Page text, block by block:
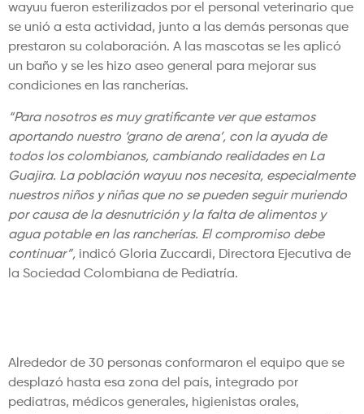
wayuu fueron esterilizados por el personal veterinario que
se unió a esta actividad, junto a las demás personas que
prestaron su colaboración. A las mascotas se les aplicó
un baño y se les hizo aseo general para mejorar sus
condiciones en las rancherías.
“Para nosotros es muy gratificante ver que estamos
aportando nuestro ‘grano de arena’, con la ayuda de
todos los colombianos, cambiando realidades en La
Guajira. La población wayuu nos necesita, especialmente
nuestros niños y niñas que no se pueden seguir muriendo
por causa de la desnutrición y la falta de alimentos y
agua potable en las rancherías. El compromiso debe
continuar”, indicó Gloria Zuccardi, Directora Ejecutiva de
la Sociedad Colombiana de Pediatría.
Alrededor de 30 personas conformaron el equipo que se
desplazó hasta esa zona del país, integrado por
pediatras, médicos generales, higienistas orales,